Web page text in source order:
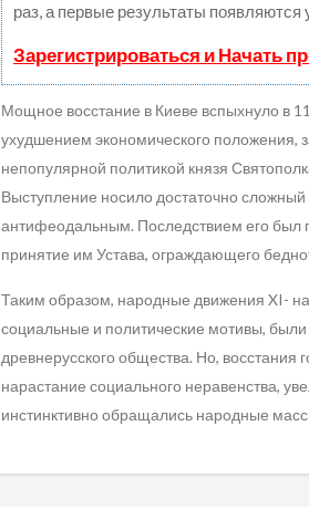
раз, а первые результаты
Зарегистрироваться и Начать
Мощное восстание в Киеве вспыхнуло в
ухудшением экономического
непопулярной политикой князя
Выступление носило достаточно
антифеодальным. Последствием его был
принятие им Устава, ограждающего
Таким образом, народные движения XI-
социальные и политические мотивы,
древнерусского общества. Но,
нарастание социального неравенства,
инстинктивно обращались народные